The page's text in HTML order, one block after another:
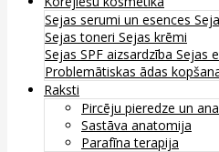
Sejas serumi un esences
Sejas toneri Sejas krēmi
Sejas SPF aizsardzība Sejas
Problemātiskas ādas
Raksti
Pircēju pieredze un
Sastāva anatomija
Parafīna terapija